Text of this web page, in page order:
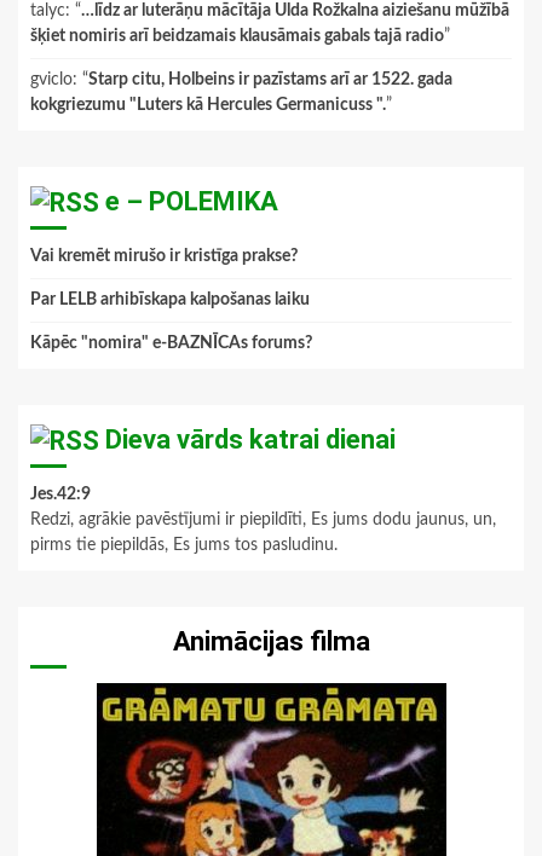
talyc: “…līdz ar luterāņu mācītāja Ulda Rožkalna aiziešanu mūžībā
šķiet nomiris arī beidzamais klausāmais gabals tajā radio”
gviclo: “Starp citu, Holbeins ir pazīstams arī ar 1522. gada
kokgriezumu "Luters kā Hercules Germanicuss ".”
e – POLEMIKA
Vai kremēt mirušo ir kristīga prakse?
Par LELB arhibīskapa kalpošanas laiku
Kāpēc "nomira" e-BAZNĪCAs forums?
Dieva vārds katrai dienai
Jes.42:9
Redzi, agrākie pavēstījumi ir piepildīti, Es jums dodu jaunus, un,
pirms tie piepildās, Es jums tos pasludinu.
Animācijas filma